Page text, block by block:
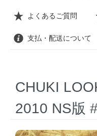
よくあるご質問
支払・配送について
CHUKI
2010 NS版